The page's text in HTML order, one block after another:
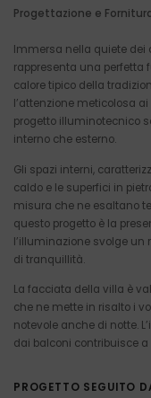
Progettazione e
Immersa nella quiete dei
rappresenta una perfetta
calore tipico della
l’attenzione meticolosa
progetto illuminotecnico
interno che esterno.
Gli spazi interni,
caldo e le superfici in
misura che ne esaltano
questo progetto è la
l’illuminazione svolge un
di tranquillità.
La facciata della villa è
che ne mette in risalto i
notevole anche di notte.
dai balconi contribuisce
PROGETTO SEGUITO